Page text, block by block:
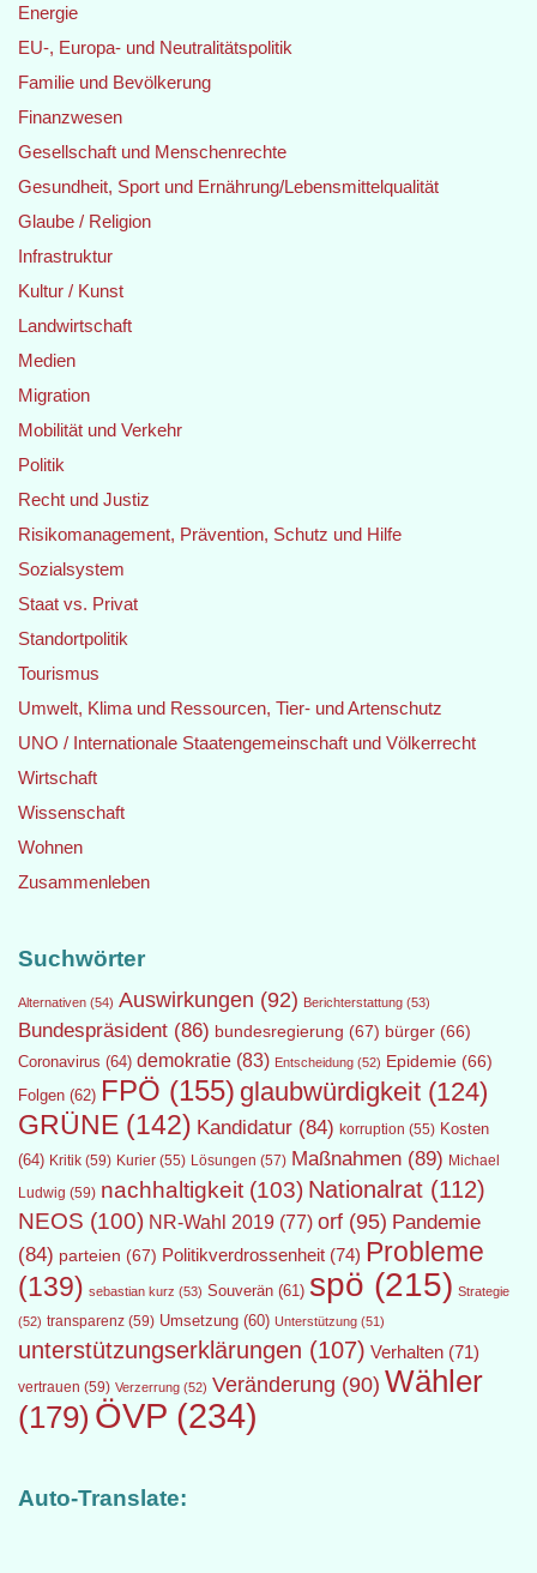
Energie
EU-, Europa- und Neutralitätspolitik
Familie und Bevölkerung
Finanzwesen
Gesellschaft und Menschenrechte
Gesundheit, Sport und Ernährung/Lebensmittelqualität
Glaube / Religion
Infrastruktur
Kultur / Kunst
Landwirtschaft
Medien
Migration
Mobilität und Verkehr
Politik
Recht und Justiz
Risikomanagement, Prävention, Schutz und Hilfe
Sozialsystem
Staat vs. Privat
Standortpolitik
Tourismus
Umwelt, Klima und Ressourcen, Tier- und Artenschutz
UNO / Internationale Staatengemeinschaft und Völkerrecht
Wirtschaft
Wissenschaft
Wohnen
Zusammenleben
Suchwörter
Alternativen (54) Auswirkungen (92) Berichterstattung (53)
Bundespräsident (86) bundesregierung (67) bürger (66)
Coronavirus (64) demokratie (83) Entscheidung (52) Epidemie (66)
Folgen (62) FPÖ (155) glaubwürdigkeit (124)
GRÜNE (142) Kandidatur (84) korruption (55) Kosten
(64) Kritik (59) Kurier (55) Lösungen (57) Maßnahmen (89) Michael
Ludwig (59) nachhaltigkeit (103) Nationalrat (112)
NEOS (100) NR-Wahl 2019 (77) orf (95) Pandemie
(84) parteien (67) Politikverdrossenheit (74) Probleme
(139) sebastian kurz (53) Souverän (61) spö (215) Strategie
(52) transparenz (59) Umsetzung (60) Unterstützung (51)
unterstützungserklärungen (107) Verhalten (71)
vertrauen (59) Verzerrung (52) Veränderung (90) Wähler
(179) ÖVP (234)
Auto-Translate: